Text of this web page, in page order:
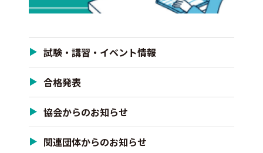
試験・講習・イベント情報
合格発表
協会からのお知らせ
関連団体からのお知らせ